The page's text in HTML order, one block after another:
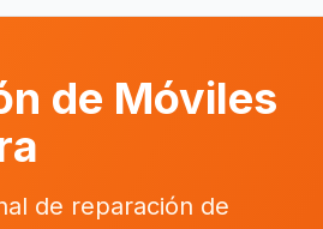
de Móviles
de reparación de